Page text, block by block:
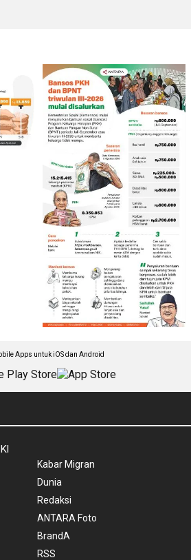
Apps untuk iOS dan Android
Kabar Migran
Dunia
Redaksi
ANTARA Foto
BrandA
RSS